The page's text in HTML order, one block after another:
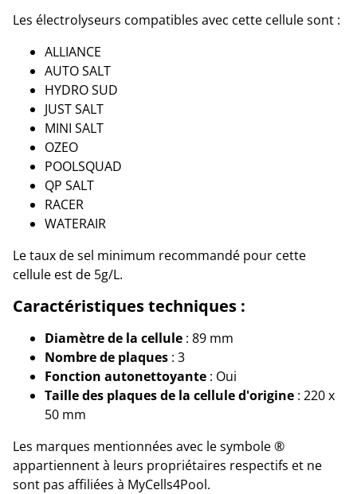
Les électrolyseurs compatibles avec cette cellule sont :
ALLIANCE
AUTO SALT
HYDRO SUD
JUST SALT
MINI SALT
OZEO
POOLSQUAD
QP SALT
RACER
WATERAIR
Le taux de sel minimum recommandé pour cette
cellule est de 5g/L.
Caractéristiques techniques :
Diamètre de la cellule : 89 mm
Nombre de plaques : 3
Fonction autonettoyante : Oui
Taille des plaques de la cellule d'origine : 220 x
50 mm
Les marques mentionnées avec le symbole ®
appartiennent à leurs propriétaires respectifs et ne
sont pas affiliées à MyCells4Pool.